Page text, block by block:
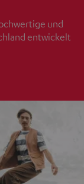
und
entwickelt